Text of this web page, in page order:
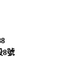
8號